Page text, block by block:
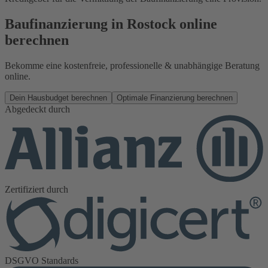
Baufinanzierung in Rostock online
berechnen
Bekomme eine kostenfreie, professionelle & unabhängige Beratung
online.
Dein Hausbudget berechnen Optimale Finanzierung berechnen
Abgedeckt durch
Zertifiziert durch
DSGVO Standards